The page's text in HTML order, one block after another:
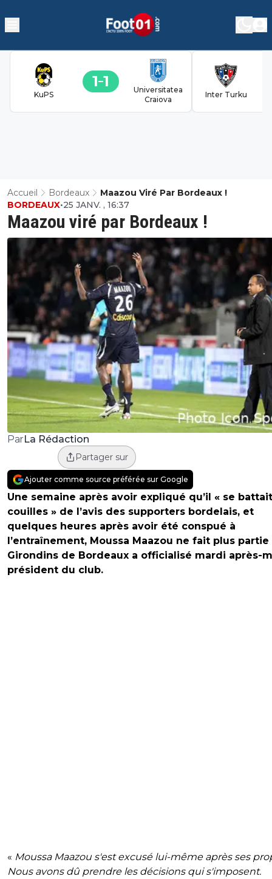
KuPS
1 1
Universitatea
Craiova
Inter Turku
Accueil Bordeaux Maazou Viré Par Bordeaux !
Maazou viré par Bordeaux !
BORDEAUX•25 JANV. , 16:37
ParLa Rédaction
Partager sur
Ajouter comme source préférée sur Google
Une semaine après avoir expliqué qu’il « se
couilles » de l’avis des supporters bordelais, et
quelques heures après avoir été conspué à
l’entraînement, Moussa Maazou ne fait plus partie
Girondins de Bordeaux a officialisé mardi après-
président du club.
« Moussa Maazou s'est excusé lui-même après ses
Nous avons dû prendre les décisions qui s'imposent.